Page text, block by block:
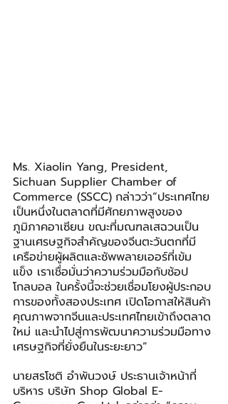
Ms. Xiaolin Yang, President,
Sichuan Supplier Chamber of
Commerce (SSCC) กล่าวว่า“ประเทศไทย
เป็นหนึ่งในตลาดที่มีศักยภาพสูงของ
ภูมิภาคอาเซียน ขณะที่มณฑลเสฉวนเป็น
ฐานเศรษฐกิจสำคัญของจีนตะวันตกที่มี
เครือข่ายผู้ผลิตและซัพพลายเออร์ที่เข้ม
แข็ง เราเชื่อมั่นว่าความร่วมมือกับช้อป
โกลบอล ในครั้งนี้จะช่วยเชื่อมโยงผู้ประกอบ
การของทั้งสองประเทศ เปิดโอกาสให้สินค้า
คุณภาพจากจีนและประเทศไทยเข้าถึงตลาด
ใหม่ และนำไปสู่การพัฒนาความร่วมมือทาง
เศรษฐกิจที่ยั่งยืนในระยะยาว”
นายสรโชติ อำพันวงษ์ ประธานเจ้าหน้าที่
บริหาร บริษัท Shop Global E-